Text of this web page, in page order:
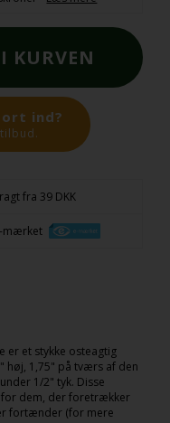
ind?
fra 39 DKK
mærket
er et stykke osteagtig
høj, 1,75" på tværs af den
1/2" tyk. Disse
for dem, der foretrækker
fortænder (for mere